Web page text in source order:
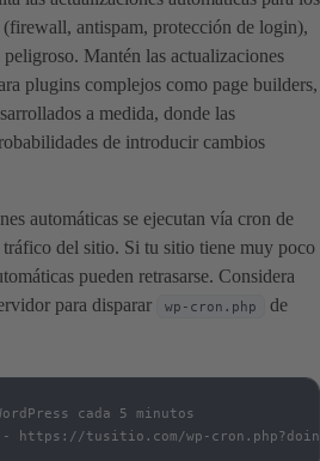
antispam, protección de login),
peligroso. Mantén las actualizaciones
plugins complejos como page builders,
a medida, donde las
de introducir cambios
automáticas se ejecutan vía cron de
tráfico del sitio. Si tu sitio tiene muy poco
pueden retrasarse. Considera
para disparar
wp-cron.php
de
cada 5 minutos
tusitio.com/wp-